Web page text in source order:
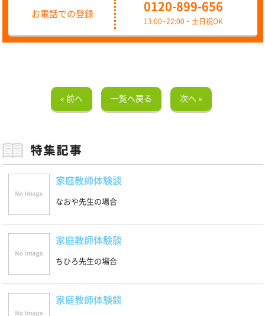
お電話での登録
0120-899-656
13:00~22:00・土日祝OK
« 前へ 一覧へ戻る 次へ »
家庭教師体験談
なおや先生の場合
家庭教師体験談
ちひろ先生の場合
家庭教師体験談